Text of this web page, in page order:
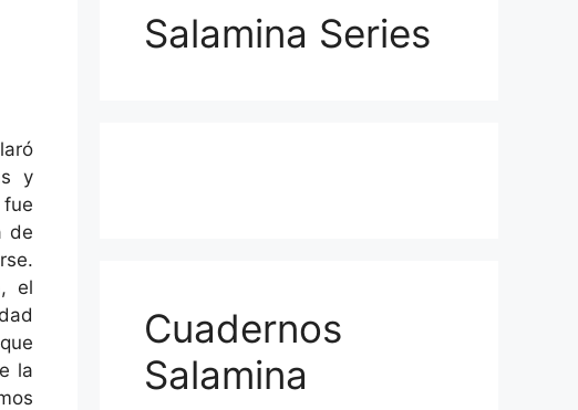
y
de
el
la
Salamina Series
Cuadernos
Salamina